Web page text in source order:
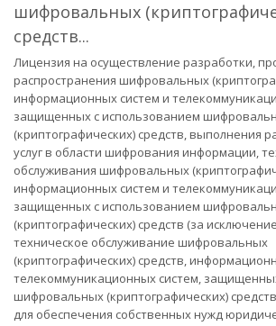
шифровальных
средств...
Лицензия на осуществление разработки,
распространения шифровальных
информационных систем и
защищенных с использованием
(криптографических) средств, выполнения
услуг в области шифрования информации,
обслуживания шифровальных
информационных систем и
защищенных с использованием
(криптографических) средств (за
техническое обслуживание шифровальных
(криптографических) средств,
телекоммуникационных систем,
шифровальных (криптографических)
для обеспечения собcтвенных нужд